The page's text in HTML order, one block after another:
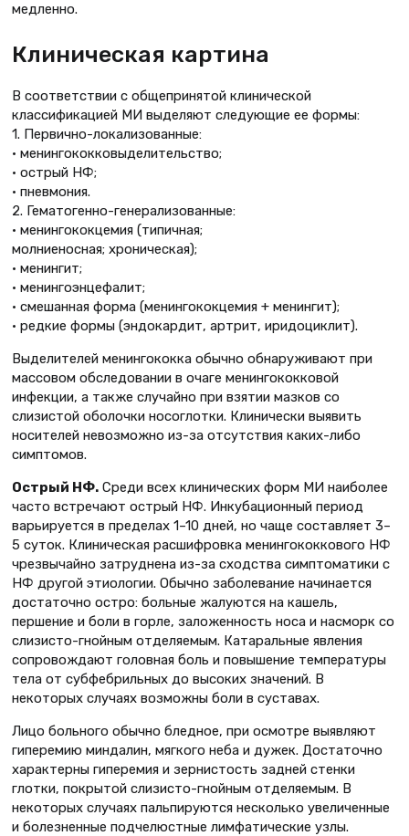
медленно.
Клиническая картина
В соответствии с общепринятой клинической
классификацией МИ выделяют следующие ее формы:
1. Первично-локализованные:
• менингококковыделительство;
• острый НФ;
• пневмония.
2. Гематогенно-генерализованные:
• менингококцемия (типичная;
молниеносная; хроническая);
• менингит;
• менингоэнцефалит;
• смешанная форма (менингококцемия + менингит);
• редкие формы (эндокардит, артрит, иридоциклит).
Выделителей менингококка обычно обнаруживают при
массовом обследовании в очаге менингококковой
инфекции, а также случайно при взятии мазков со
слизистой оболочки носоглотки. Клинически выявить
носителей невозможно из-за отсутствия каких-либо
симптомов.
Острый НФ. Среди всех клинических форм МИ наиболее
часто встречают острый НФ. Инкубационный период
варьируется в пределах 1–10 дней, но чаще составляет 3–
5 суток. Клиническая расшифровка менингококкового НФ
чрезвычайно затруднена из-за сходства симптоматики с
НФ другой этиологии. Обычно заболевание начинается
достаточно остро: больные жалуются на кашель,
першение и боли в горле, заложенность носа и насморк со
слизисто-гнойным отделяемым. Катаральные явления
сопровождают головная боль и повышение температуры
тела от субфебрильных до высоких значений. В
некоторых случаях возможны боли в суставах.
Лицо больного обычно бледное, при осмотре выявляют
гиперемию миндалин, мягкого неба и дужек. Достаточно
характерны гиперемия и зернистость задней стенки
глотки, покрытой слизисто-гнойным отделяемым. В
некоторых случаях пальпируются несколько увеличенные
и болезненные подчелюстные лимфатические узлы.